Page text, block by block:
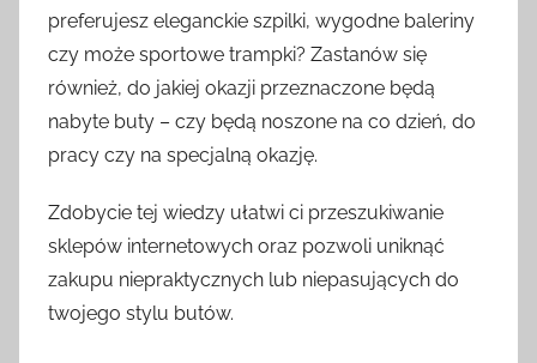
preferujesz eleganckie szpilki, wygodne baleriny
czy może sportowe trampki? Zastanów się
również, do jakiej okazji przeznaczone będą
nabyte buty – czy będą noszone na co dzień, do
pracy czy na specjalną okazję.
Zdobycie tej wiedzy ułatwi ci przeszukiwanie
sklepów internetowych oraz pozwoli uniknąć
zakupu niepraktycznych lub niepasujących do
twojego stylu butów.